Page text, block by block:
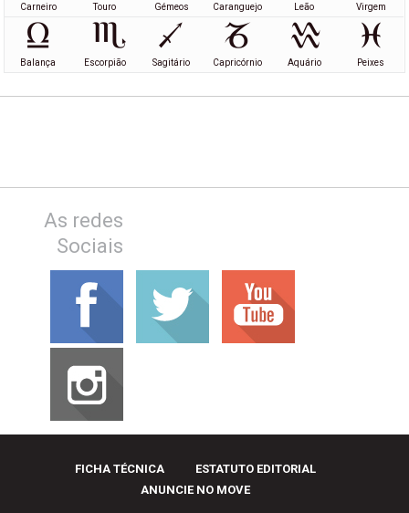
Carneiro Touro Gémeos Caranguejo Leão Virgem
Balança Escorpião Sagitário Capricórnio Aquário Peixes
As redes
Sociais
FICHA TÉCNICA
ESTATUTO EDITORIAL
ANUNCIE NO MOVE